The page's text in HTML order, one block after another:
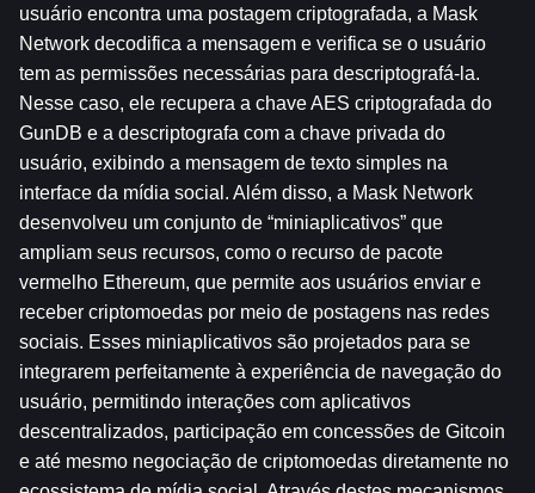
usuário encontra uma postagem criptografada, a Mask
Network decodifica a mensagem e verifica se o usuário
tem as permissões necessárias para descriptografá-la.
Nesse caso, ele recupera a chave AES criptografada do
GunDB e a descriptografa com a chave privada do
usuário, exibindo a mensagem de texto simples na
interface da mídia social. Além disso, a Mask Network
desenvolveu um conjunto de “miniaplicativos” que
ampliam seus recursos, como o recurso de pacote
vermelho Ethereum, que permite aos usuários enviar e
receber criptomoedas por meio de postagens nas redes
sociais. Esses miniaplicativos são projetados para se
integrarem perfeitamente à experiência de navegação do
usuário, permitindo interações com aplicativos
descentralizados, participação em concessões de Gitcoin
e até mesmo negociação de criptomoedas diretamente no